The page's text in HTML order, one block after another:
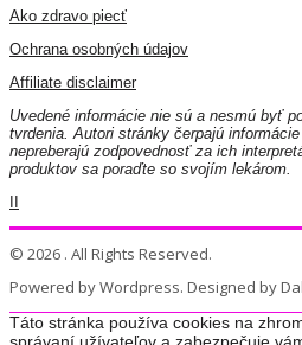
Ako zdravo piecť
Ochrana osobných údajov
Affiliate disclaimer
Uvedené informácie nie sú a nesmú byť
tvrdenia. Autori stránky čerpajú
nepreberajú zodpovednosť za ich
produktov sa poraďte so svojím lekárom.
© 2026 . All Rights Reserved.
Powered by Wordpress. Designed by
Táto stránka používa cookies na